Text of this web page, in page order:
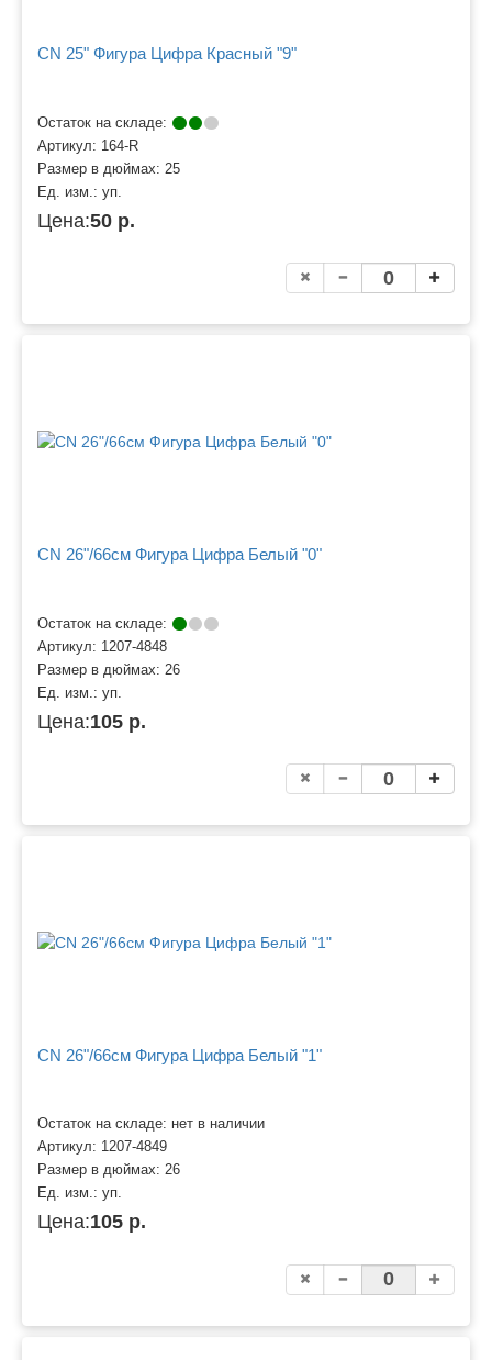
CN 25" Фигура Цифра Красный "9"
Остаток на складе:
Артикул: 164-R
Размер в дюймах: 25
Ед. изм.: уп.
Цена:50 р.
CN 26"/66см Фигура Цифра Белый "0"
Остаток на складе:
Артикул: 1207-4848
Размер в дюймах: 26
Ед. изм.: уп.
Цена:105 р.
CN 26"/66см Фигура Цифра Белый "1"
Остаток на складе: нет в наличии
Артикул: 1207-4849
Размер в дюймах: 26
Ед. изм.: уп.
Цена:105 р.